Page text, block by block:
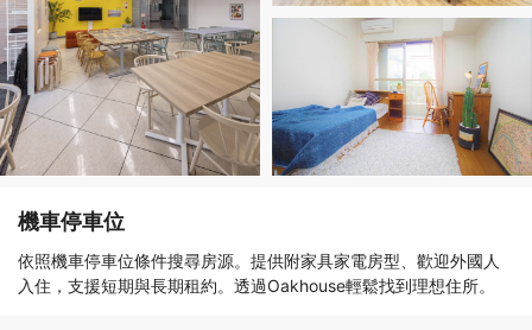
機車停車位
依照機車停車位條件搜尋房源。提供附家具家電房型、歡迎外國人
入住，支援短期與長期租約。透過Oakhouse輕鬆找到理想住所。